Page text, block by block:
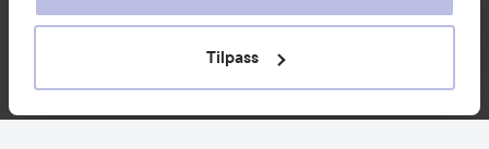
våre cookies ved å fortsette å bruke nettsiden vår. For
informasjon om hvordan du kan endre innstillingene for
Tilpass
E-handel av Avensia